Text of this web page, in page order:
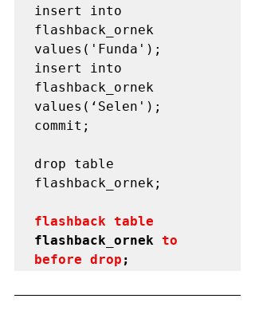
insert into
flashback_ornek
values('Funda');
insert into
flashback_ornek
values(‘Selen');
commit;
drop table
flashback_ornek;
flashback table
flashback_ornek to
before drop ;